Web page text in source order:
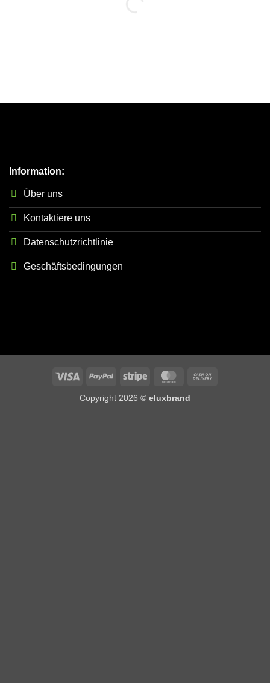
Information:
Über uns
Kontaktiere uns
Datenschutzrichtlinie
Geschäftsbedingungen
Visa PayPal Stripe MasterCard
Copyright 2026 © eluxbrand